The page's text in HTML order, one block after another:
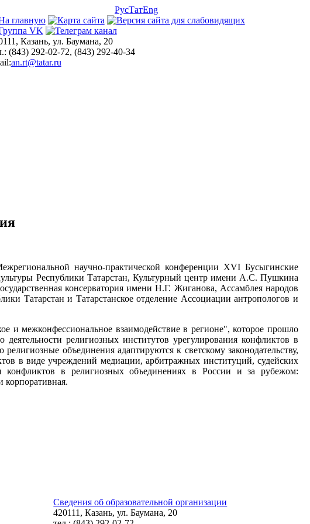
РусТатEng
Казань, ул. Баумана, 20
(843) 292-02-72, (843) 292-40-34
an.rt@tatar.ru
научно-практической конференции XVI Бусыгинские
Республики Татарстан, Культурный центр имени А.С. Пушкина
консерватория имени Н.Г. Жиганова, Ассамблея народов
Татарстан и Татарстанское отделение Ассоциации антропологов и
и межконфессиональное взаимодействие в регионе", которое прошло
религиозных институтов урегулирования конфликтов в
объединения адаптируются к светскому законодательству,
в виде учреждений медиации, арбитражных институций, судейских
в религиозных объединениях в России и за рубежом:
Сведения об образовательной организации
420111, Казань, ул. Баумана, 20